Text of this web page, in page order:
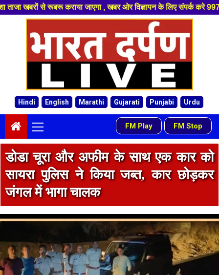
, खबर ओर विज्ञापन के लिए संपर्क करे 9974940324 8955950335
Hindi English Marathi Gujarati Punjabi Urdu
Menu
FM Play - FM Stop
डोडा चूरा और अफीम के साथ एक कार को
सायरा पुलिस ने किया जब्त, कार छोड़कर
जंगल में भागा चालक